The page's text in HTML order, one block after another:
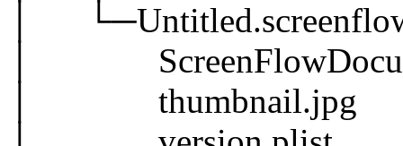
│
│
│ thumbnail.jpg